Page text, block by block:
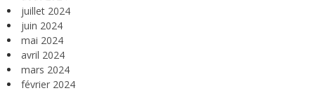
juillet 2024
juin 2024
mai 2024
avril 2024
mars 2024
février 2024